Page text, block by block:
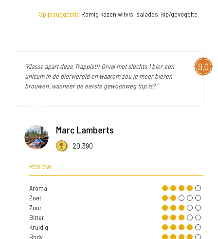
Spijssuggestie Romig kazen witvis, salades, kip/gevogelte
9,0
"Klasse apart deze Trappist!! Orval met slechts 1 bier een
unicum in de bierwereld en waarom zou je meer bieren
brouwen, wanneer de eerste gewoonweg top is? "
Marc Lamberts
20.390
Review
Aroma
Zoet
Zuur
Bitter
Kruidig
Body